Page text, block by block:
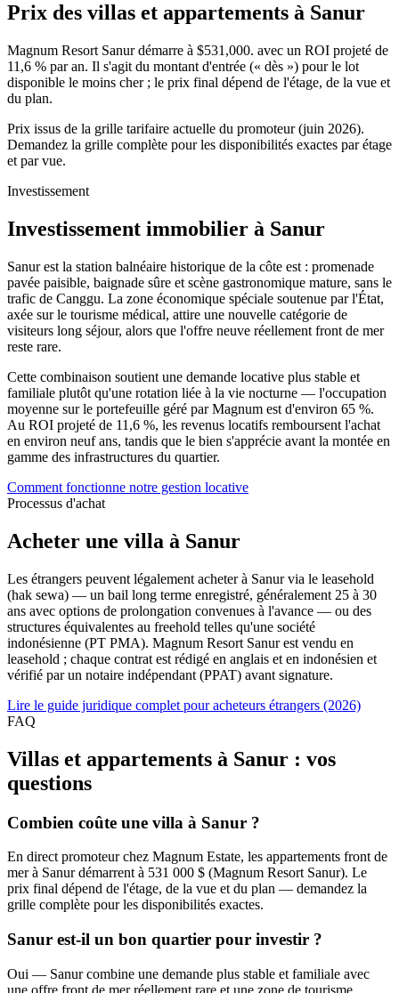
Prix des villas et appartements à Sanur
Magnum Resort Sanur démarre à $531,000. avec un ROI projeté de
11,6 % par an. Il s'agit du montant d'entrée (« dès ») pour le lot
disponible le moins cher ; le prix final dépend de l'étage, de la vue et
du plan.
Prix issus de la grille tarifaire actuelle du promoteur (juin 2026).
Demandez la grille complète pour les disponibilités exactes par étage
et par vue.
Investissement
Investissement immobilier à Sanur
Sanur est la station balnéaire historique de la côte est : promenade
pavée paisible, baignade sûre et scène gastronomique mature, sans le
trafic de Canggu. La zone économique spéciale soutenue par l'État,
axée sur le tourisme médical, attire une nouvelle catégorie de
visiteurs long séjour, alors que l'offre neuve réellement front de mer
reste rare.
Cette combinaison soutient une demande locative plus stable et
familiale plutôt qu'une rotation liée à la vie nocturne — l'occupation
moyenne sur le portefeuille géré par Magnum est d'environ 65 %.
Au ROI projeté de 11,6 %, les revenus locatifs remboursent l'achat
en environ neuf ans, tandis que le bien s'apprécie avant la montée en
gamme des infrastructures du quartier.
Comment fonctionne notre gestion locative
Processus d'achat
Acheter une villa à Sanur
Les étrangers peuvent légalement acheter à Sanur via le leasehold
(hak sewa) — un bail long terme enregistré, généralement 25 à 30
ans avec options de prolongation convenues à l'avance — ou des
structures équivalentes au freehold telles qu'une société
indonésienne (PT PMA). Magnum Resort Sanur est vendu en
leasehold ; chaque contrat est rédigé en anglais et en indonésien et
vérifié par un notaire indépendant (PPAT) avant signature.
Lire le guide juridique complet pour acheteurs étrangers (2026)
FAQ
Villas et appartements à Sanur : vos
questions
Combien coûte une villa à Sanur ?
En direct promoteur chez Magnum Estate, les appartements front de
mer à Sanur démarrent à 531 000 $ (Magnum Resort Sanur). Le
prix final dépend de l'étage, de la vue et du plan — demandez la
grille complète pour les disponibilités exactes.
Sanur est-il un bon quartier pour investir ?
Oui — Sanur combine une demande plus stable et familiale avec
une offre front de mer réellement rare et une zone de tourisme